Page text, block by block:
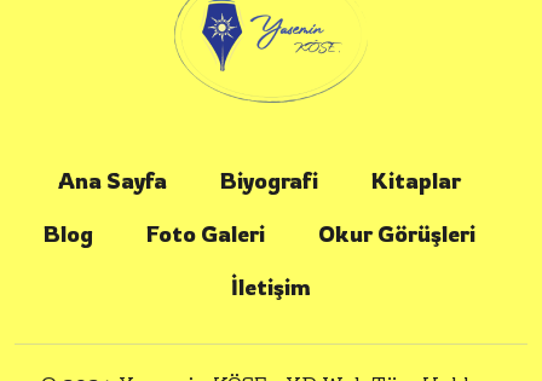
Ana Sayfa Biyografi
Kitaplar
Blog
Foto Galeri
Okur Görüşleri
İletişim